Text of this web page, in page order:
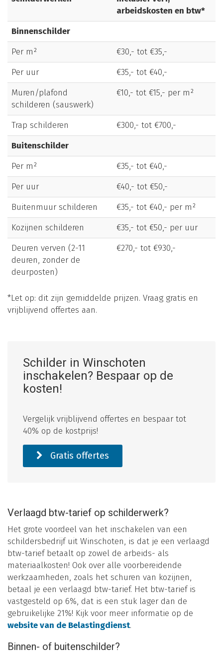
arbeidskosten en btw*
Binnenschilder
Per m²
€30,- tot €35,-
Per uur
€35,- tot €40,-
Muren/plafond
schilderen (sauswerk)
€10,- tot €15,- per m²
Trap schilderen
€300,- tot €700,-
Buitenschilder
Per m²
€35,- tot €40,-
Per uur
€40,- tot €50,-
Buitenmuur schilderen
€35,- tot €40,- per m²
Kozijnen schilderen
€35,- tot €50,- per uur
Deuren verven (2-11
deuren, zonder de
deurposten)
€270,- tot €930,-
*Let op: dit zijn gemiddelde prijzen. Vraag gratis en
vrijblijvend offertes aan.
Schilder in Winschoten
inschakelen? Bespaar op de
kosten!
Vergelijk vrijblijvend offertes en bespaar tot
40% op de kostprijs!
Gratis offertes
Verlaagd btw-tarief op schilderwerk?
Het grote voordeel van het inschakelen van een
schildersbedrijf uit Winschoten, is dat je een verlaagd
btw-tarief betaalt op zowel de arbeids- als
materiaalkosten! Ook over alle voorbereidende
werkzaamheden, zoals het schuren van kozijnen,
betaal je een verlaagd btw-tarief. Het btw-tarief is
vastgesteld op 6%, dat is een stuk lager dan de
gebruikelijke 21%! Kijk voor meer informatie op de
website van de Belastingdienst.
Binnen- of buitenschilder?